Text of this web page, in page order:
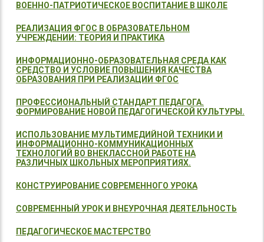
ВОЕННО-ПАТРИОТИЧЕСКОЕ ВОСПИТАНИЕ В ШКОЛЕ
РЕАЛИЗАЦИЯ ФГОС В ОБРАЗОВАТЕЛЬНОМ
УЧРЕЖДЕНИИ: ТЕОРИЯ И ПРАКТИКА
ИНФОРМАЦИОННО-ОБРАЗОВАТЕЛЬНАЯ СРЕДА КАК
СРЕДСТВО И УСЛОВИЕ ПОВЫШЕНИЯ КАЧЕСТВА
ОБРАЗОВАНИЯ ПРИ РЕАЛИЗАЦИИ ФГОС
ПРОФЕССИОНАЛЬНЫЙ СТАНДАРТ ПЕДАГОГА.
ФОРМИРОВАНИЕ НОВОЙ ПЕДАГОГИЧЕСКОЙ КУЛЬТУРЫ.
ИСПОЛЬЗОВАНИЕ МУЛЬТИМЕДИЙНОЙ ТЕХНИКИ И
ИНФОРМАЦИОННО-КОММУНИКАЦИОННЫХ
ТЕХНОЛОГИЙ ВО ВНЕКЛАССНОЙ РАБОТЕ НА
РАЗЛИЧНЫХ ШКОЛЬНЫХ МЕРОПРИЯТИЯХ.
КОНСТРУИРОВАНИЕ СОВРЕМЕННОГО УРОКА
СОВРЕМЕННЫЙ УРОК И ВНЕУРОЧНАЯ ДЕЯТЕЛЬНОСТЬ
ПЕДАГОГИЧЕСКОЕ МАСТЕРСТВО